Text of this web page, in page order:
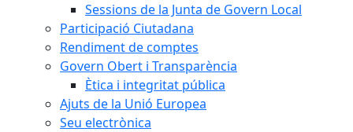
Sessions de la Junta de Govern Local
Participació Ciutadana
Rendiment de comptes
Govern Obert i Transparència
Ètica i integritat pública
Ajuts de la Unió Europea
Seu electrònica